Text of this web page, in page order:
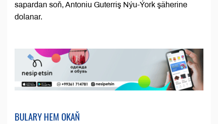
sapardan soň, Antoniu Guterriş Nýu-Ýork şäherine
dolanar.
BULARY HEM OKAŇ